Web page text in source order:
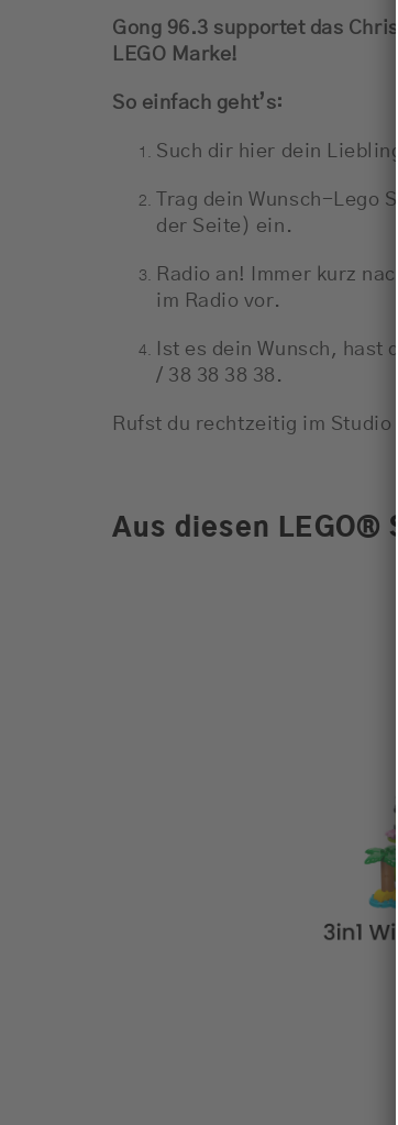
Gong 96.3 supportet das
LEGO Marke!
So einfach geht’s:
Such dir hier dein
Trag dein Wunsch-Lego
der Seite) ein.
Radio an! Immer kurz
im Radio vor.
Ist es dein Wunsch, hast
/ 38 38 38 38.
Rufst du rechtzeitig im
Aus diesen LEGO®